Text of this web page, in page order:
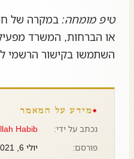
טיפ מומחה: במקרה של
או הברחות, המשרד מפעיל
השתמשו בקישור הרשמי ל
מידע על המאמר
נכתב על ידי:
Habib
פורסם:
יולי 6, 2021